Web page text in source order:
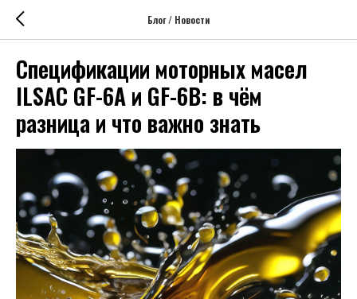
Блог / Новости
Спецификации моторных масел
ILSAC GF-6A и GF-6B: в чём
разница и что важно знать